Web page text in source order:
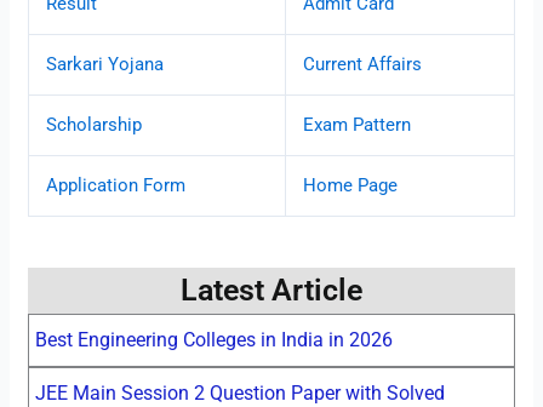
Sarkari Yojana Current Affairs
Scholarship Exam Pattern
Application Form Home Page
Latest Article
Best Engineering Colleges in India in 2026
JEE Main Session 2 Question Paper with Solved